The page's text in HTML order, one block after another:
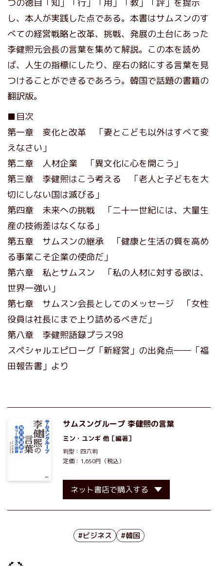
つの徳目「知」「行」「用」「教」「評」を提示
し、本人が実践した点である。本書はサムスンのす
べての経営戦略と改革、挑戦、発展の土台にあった
李健熙元会長の言葉を集めて解説。この本を読め
ば、人生の指標にしたり、座右の銘にする言葉を見
つけることができるであろう。韓国で話題の書籍の
翻訳版。
■目次
第一章 変化と改革 「妻とこども以外はすべて変
えなさい」
第二章 人材企業 「異文化に心を開こう」
第三章 李健煕はこう考える 「老人と子どもを大
切にしない国は滅びる」
第四章 未来への挑戦 「二十一世紀には、大量生
産の技術差はなくなる」
第五章 サムスンの継承 「健康と生活の質を高め
る事業こそ企業の使命だ」
第六章 私とサムスン 「私の人材に対する欲は、
世界一強い」
第七章 サムスン会長としてのメッセージ 「女性
役員は社長にまで上り詰めるべきだ」
第八章 李健熙語録プラス98
スペシャルエピローグ「新経営」の出発点――「福
田報告書」より
サムスングループ 李健煕の言葉
ミン・ユンギ 他［編著］
判型：四六判
定価：1,650円（税込）
ネット書店で購入する
#ビジネス #韓国